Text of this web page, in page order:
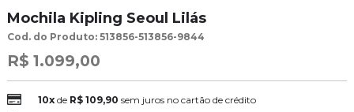
Mochila Kipling Seoul Lilás
Cod. do Produto: 513856-513856-9844
R$ 1.099,00
10xde R$ 109,90 sem juros no cartão de crédito